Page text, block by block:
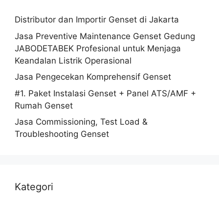
Distributor dan Importir Genset di Jakarta
Jasa Preventive Maintenance Genset Gedung
JABODETABEK Profesional untuk Menjaga
Keandalan Listrik Operasional
Jasa Pengecekan Komprehensif Genset
#1. Paket Instalasi Genset + Panel ATS/AMF +
Rumah Genset
Jasa Commissioning, Test Load &
Troubleshooting Genset
Kategori